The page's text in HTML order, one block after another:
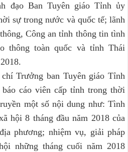
đạo Ban Tuyên giáo Tỉnh ủy
sự trong nước và quốc tế; lãnh
Công an tỉnh thông tin tình
thông toàn quốc và tỉnh Thái
Trưởng ban Tuyên giáo Tỉnh
cáo viên cấp tỉnh trong thời
một số nội dung như: Tình
hội 8 tháng đầu năm 2018 của
phương; nhiệm vụ, giải pháp
những tháng cuối năm 2018